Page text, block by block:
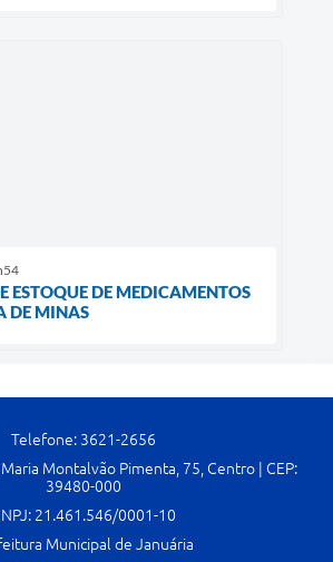
ESTOQUE DE MEDICAMENTOS
DE MINAS
Telefone: 3621-2656
Montalvão Pimenta, 75, Centro | CEP:
39480-000
21.461.546/0001-10
Municipal de Januária